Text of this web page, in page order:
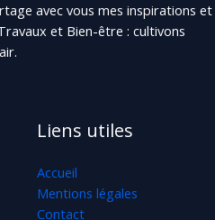
avec vous mes inspirations et
et Bien-être : cultivons
Liens utiles
Accueil
Mentions légales
Contact